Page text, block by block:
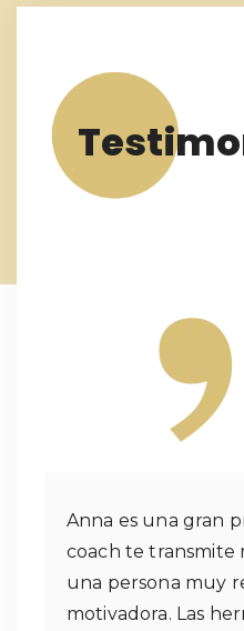
Anna es una gran
coach te transmite
una persona muy
motivadora. Las